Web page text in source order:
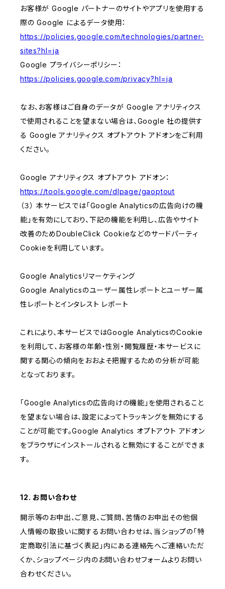
お客様が Google パートナーのサイトやアプリを使用する
際の Google によるデータ使用：
https://policies.google.com/technologies/partner-
sites?hl=ja
Google プライバシーポリシー：
https://policies.google.com/privacy?hl=ja
なお、お客様はご自身のデータが Google アナリティクス
で使用されることを望まない場合は、Google 社の提供す
る Google アナリティクス オプトアウト アドオンをご利用
ください。
Google アナリティクス オプトアウト アドオン：
https://tools.google.com/dlpage/gaoptout
（３） 本サービスでは「Google Analyticsの広告向けの機
能」を有効にしており、下記の機能を利用し、広告やサイト
改善のためDoubleClick Cookieなどのサードパーティ
Cookieを利用しています。
Google Analyticsリマーケティング
Google Analyticsのユーザー属性レポートとユーザー属
性レポートとインタレスト レポート
これにより、本サービスではGoogle AnalyticsのCookie
を利用して、お客様の年齢・性別・閲覧履歴・本サービスに
関する関心の傾向をおおよそ把握するための分析が可能
となっております。
「Google Analyticsの広告向けの機能」を使用されること
を望まない場合は、設定によってトラッキングを無効にする
ことが可能です。Google Analytics オプトアウト アドオン
をブラウザにインストールされると無効にすることができま
す。
12. お問い合わせ
開示等のお申出、ご意見、ご質問、苦情のお申出その他個
人情報の取扱いに関するお問い合わせは、当ショップの「特
定商取引法に基づく表記」内にある連絡先へご連絡いただ
くか、ショップページ内のお問い合わせフォームよりお問い
合わせください。